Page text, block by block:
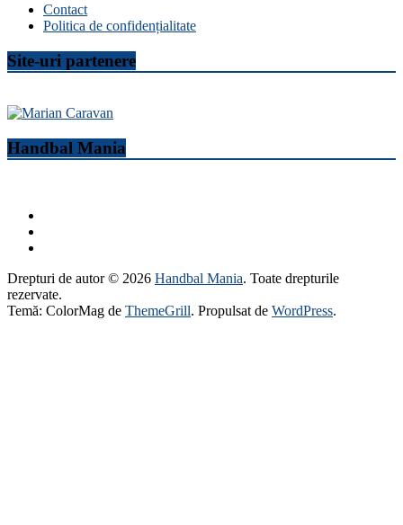
Contact
Politica de confidențialitate
Site-uri partenere
Handbal Mania
Drepturi de autor © 2026 Handbal Mania. Toate drepturile
rezervate.
Temă: ColorMag de ThemeGrill. Propulsat de WordPress.